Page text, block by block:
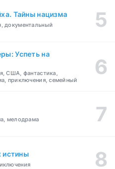
Тайны нацизма
документальный
Успеть на
США, фантастика,
приключения, семейный
мелодрама
истины